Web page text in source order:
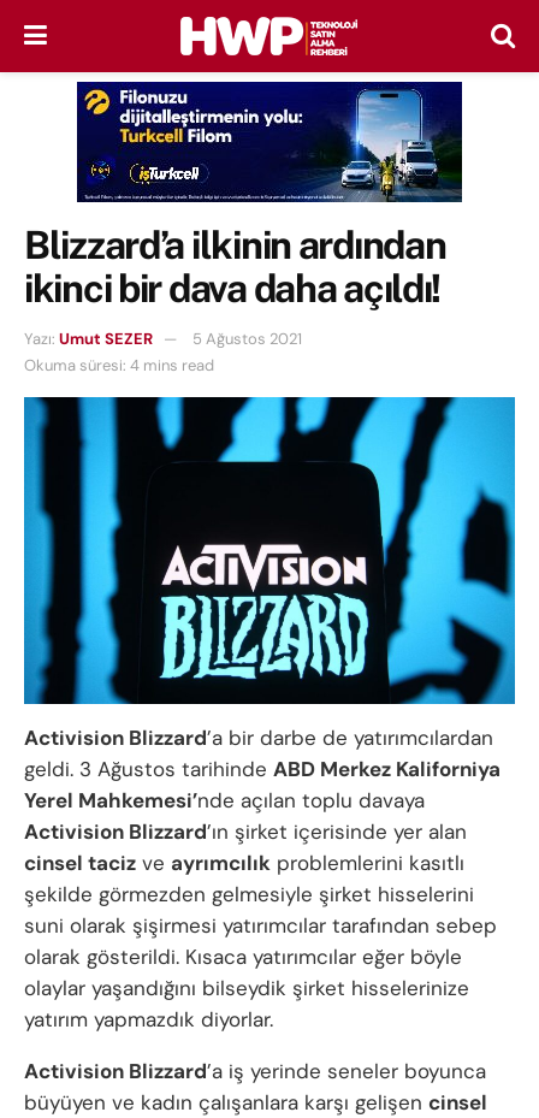
Blizzard’a ilkinin ardından
ikinci bir dava daha açıldı!
Yazı: Umut SEZER
5 Ağustos 2021
Okuma süresi: 4 mins read
Activision Blizzard’a bir darbe de yatırımcılardan
geldi. 3 Ağustos tarihinde ABD Merkez Kaliforniya
Yerel Mahkemesi’nde açılan toplu davaya
Activision Blizzard’ın şirket içerisinde yer alan
cinsel taciz ve ayrımcılık problemlerini kasıtlı
şekilde görmezden gelmesiyle şirket hisselerini
suni olarak şişirmesi yatırımcılar tarafından sebep
olarak gösterildi. Kısaca yatırımcılar eğer böyle
olaylar yaşandığını bilseydik şirket hisselerinize
yatırım yapmazdık diyorlar.
Activision Blizzard’a iş yerinde seneler boyunca
büyüyen ve kadın çalışanlara karşı gelişen cinsel